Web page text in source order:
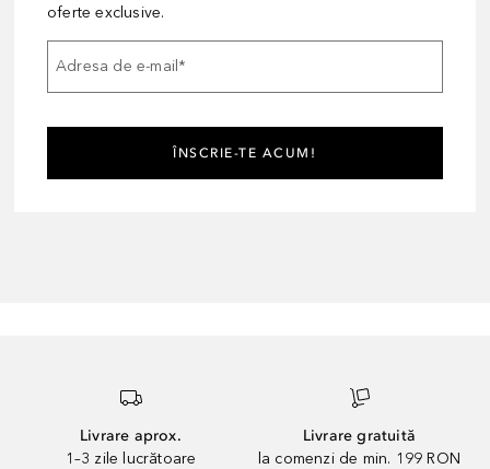
oferte exclusive.
Adresa de e-mail*
ÎNSCRIE-TE ACUM!
Livrare aprox.
1–3 zile lucrătoare
Livrare gratuită
la comenzi de min. 199 RON